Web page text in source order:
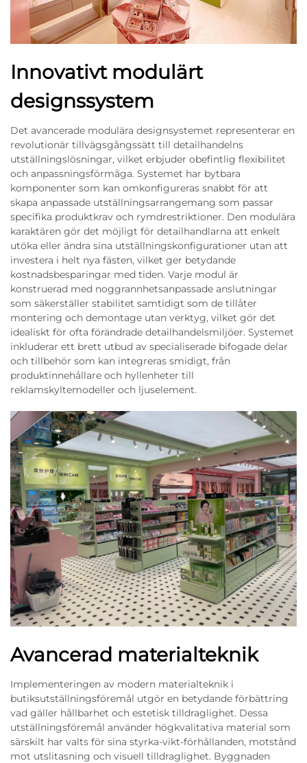
Innovativt modulärt
designssystem
Det avancerade modulära designsystemet representerar en
revolutionär tillvägsgångssätt till detailhandelns
utställningslösningar, vilket erbjuder obefintlig flexibilitet
och anpassningsförmåga. Systemet har bytbara
komponenter som kan omkonfigureras snabbt för att
skapa anpassade utställningsarrangemang som passar
specifika produktkrav och rymdrestriktioner. Den modulära
karaktären gör det möjligt för detailhandlarna att enkelt
utöka eller ändra sina utställningskonfigurationer utan att
investera i helt nya fästen, vilket ger betydande
kostnadsbesparingar med tiden. Varje modul är
konstruerad med noggrannhetsanpassade anslutningar
som säkerställer stabilitet samtidigt som de tillåter
montering och demontage utan verktyg, vilket gör det
idealiskt för ofta förändrade detailhandelsmiljöer. Systemet
inkluderar ett brett utbud av specialiserade bifogade delar
och tillbehör som kan integreras smidigt, från
produktinnehållare och hyllenheter till
reklamskyltemodeller och ljuselement.
Avancerad materialteknik
Implementeringen av modern materialteknik i
butiksutställningsföremål utgör en betydande förbättring
vad gäller hållbarhet och estetisk tilldraglighet. Dessa
utställningsföremål använder högkvalitativa material som
särskilt har valts för sina styrka-vikt-förhållanden, motstånd
mot utslitasning och visuell tilldraglighet. Byggnaden